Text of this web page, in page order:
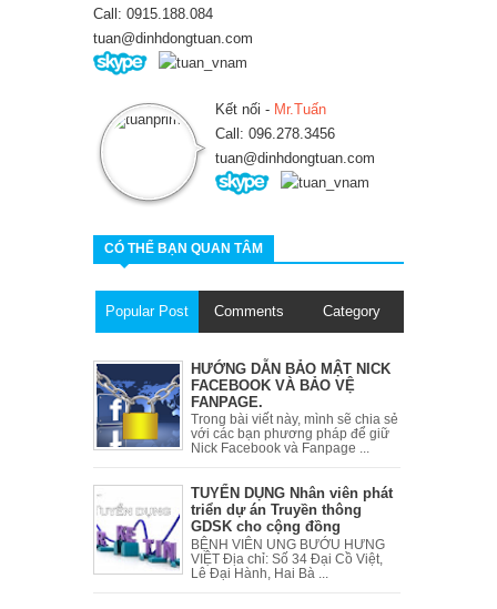
Call: 0915.188.084
tuan@dinhdongtuan.com
Kết nối - Mr.Tuấn
Call: 096.278.3456
tuan@dinhdongtuan.com
CÓ THỂ BẠN QUAN TÂM
Popular Post Comments Category
HƯỚNG DẪN BẢO MẬT NICK
FACEBOOK VÀ BẢO VỆ
FANPAGE.
Trong bài viết này, mình sẽ chia sẻ
với các bạn phương pháp để giữ
Nick Facebook và Fanpage ...
TUYỂN DỤNG Nhân viên phát
triển dự án Truyền thông
GDSK cho cộng đồng
BỆNH VIÊN UNG BƯỚU HƯNG
VIỆT Địa chỉ: Số 34 Đại Cồ Việt,
Lê Đại Hành, Hai Bà ...